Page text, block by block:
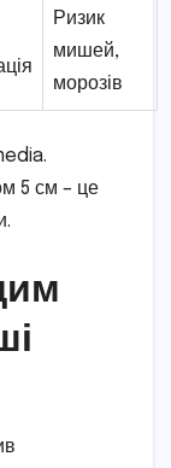
Ризик
мишей,
морозів
5 см – це